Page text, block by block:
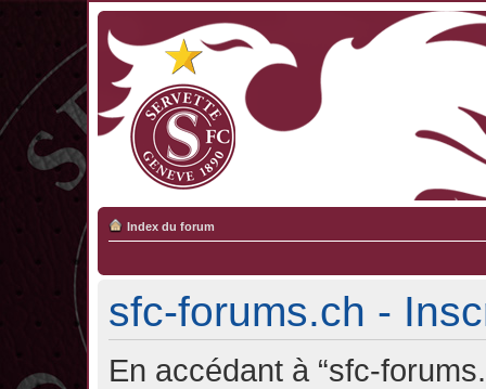
Index du forum
sfc-forums.ch -
En accédant à “sfc-